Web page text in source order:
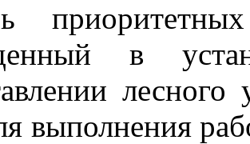
в
лесного
выполнения